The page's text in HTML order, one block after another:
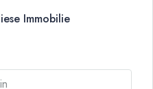
Immobilie